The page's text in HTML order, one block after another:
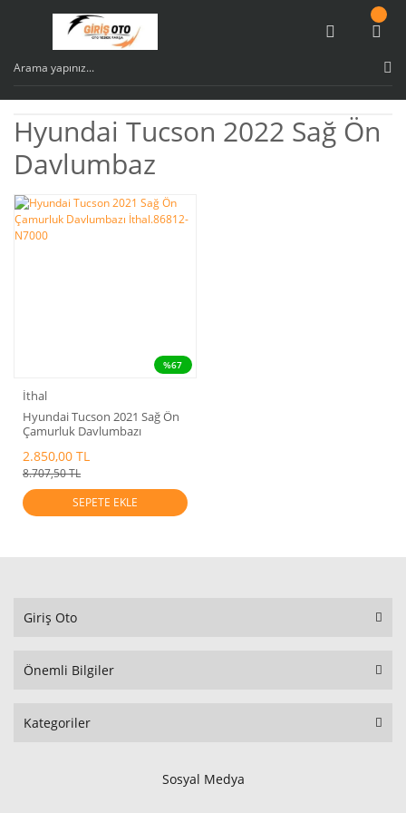
Hyundai Tucson 2022 Sağ Ön
Davlumbaz
%67
İthal
Hyundai Tucson 2021 Sağ Ön
Çamurluk Davlumbazı
2.850,00 TL
8.707,50 TL
SEPETE EKLE
Giriş Oto
Önemli Bilgiler
Kategoriler
Sosyal Medya